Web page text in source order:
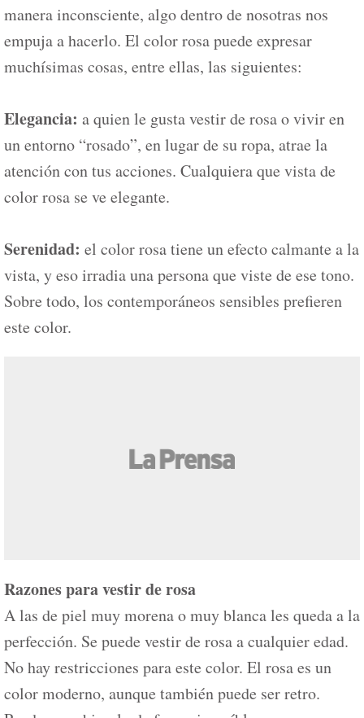
manera inconsciente, algo dentro de nosotras nos
empuja a hacerlo. El color rosa puede expresar
muchísimas cosas, entre ellas, las siguientes:
Elegancia: a quien le gusta vestir de rosa o vivir en
un entorno “rosado”, en lugar de su ropa, atrae la
atención con tus acciones. Cualquiera que vista de
color rosa se ve elegante.
Serenidad: el color rosa tiene un efecto calmante a la
vista, y eso irradia una persona que viste de ese tono.
Sobre todo, los contemporáneos sensibles prefieren
este color.
Razones para vestir de rosa
A las de piel muy morena o muy blanca les queda a la
perfección. Se puede vestir de rosa a cualquier edad.
No hay restricciones para este color. El rosa es un
color moderno, aunque también puede ser retro.